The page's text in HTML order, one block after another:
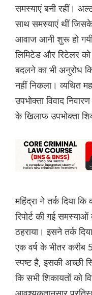
समस्याएं बनी रहीं।
साथ समस्याएं थीं
आवाज आनी शुरू हो
लिमिटेड और रिटेलर
बदलने का भी अनुरोध
नहीं निकला। व्यथित
उपभोक्ता विवाद
के खिलाफ उपभोक्ता
महिंद्रा ने तर्क दिया
रिपोर्ट की गई
ठहराया। इसने तर्क
एक वर्ष के भीतर करीब
स्पष्ट है, इसकी अच्छी
कि सभी शिकायतों को